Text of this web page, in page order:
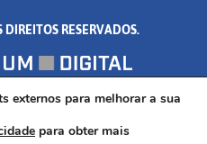
RESERVADOS.
FORMIGA/MG - CEP:
externos para melhorar a sua
para obter mais